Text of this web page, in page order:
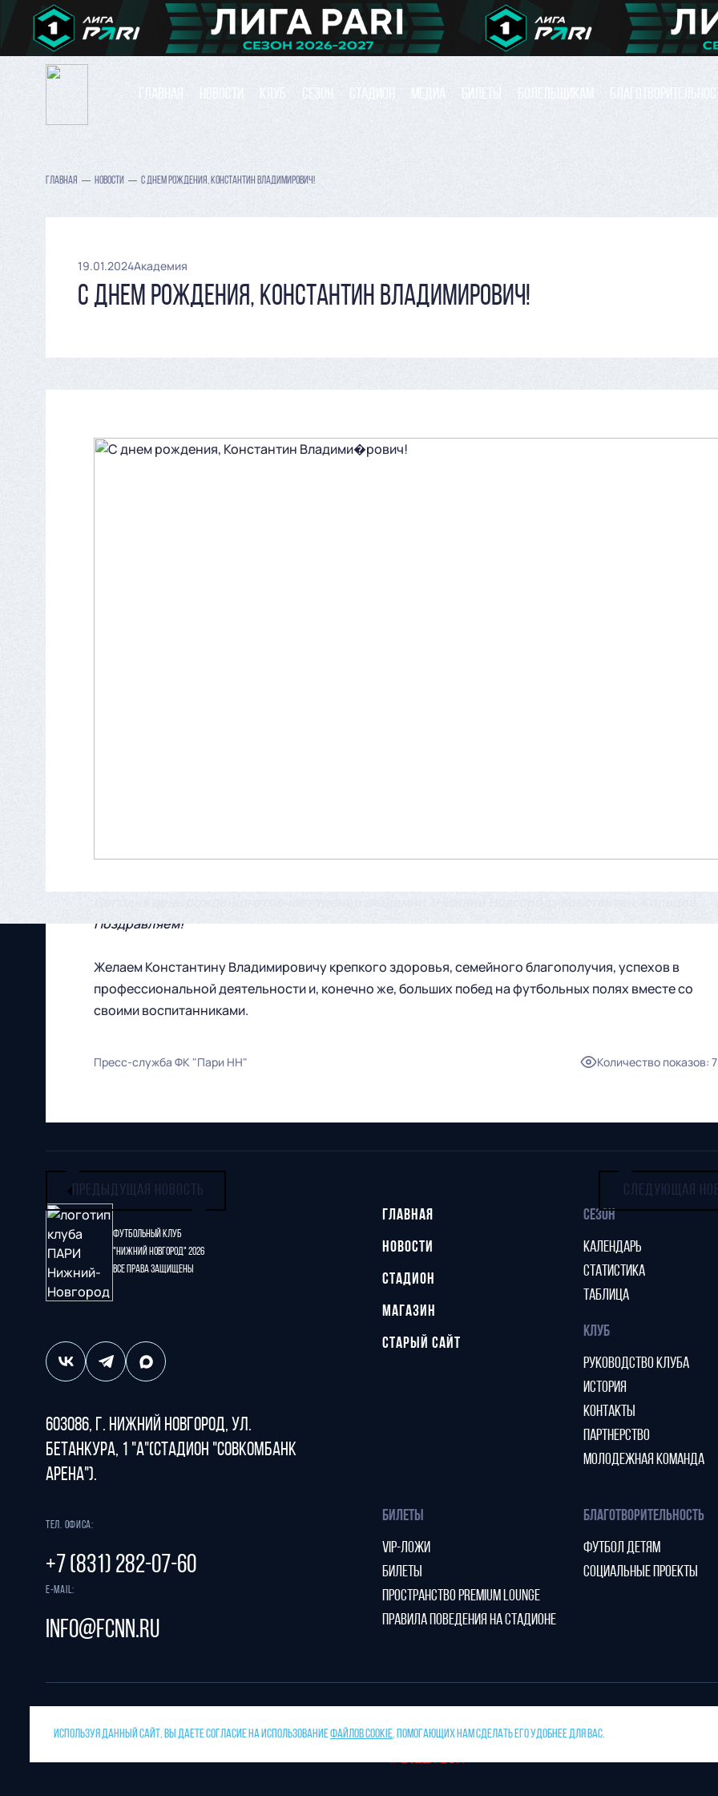
ГЛАВНАЯ НОВОСТИ КЛУБ СЕЗОН СТАДИОН МЕДИА БИЛЕТЫ БОЛЕЛЬЩИКАМ
ГЛАВНАЯ НОВОСТИ С ДНЕМ РОЖДЕНИЯ, КОНСТАНТИН ВЛАДИМИРОВИЧ!
19.01.2024Академия
С ДНЕМ РОЖДЕНИЯ, КОНСТАНТИН ВЛАДИМИРОВИЧ!
Поздравляем!
Желаем Константину Владимировичу крепкого здоровья, семейного благополучия, успехов в
профессиональной деятельности и, конечно же, больших побед на футбольных полях вместе со
своими воспитанниками.
Пресс-служба ФК "Пари НН" Количество показов:
ПРЕДЫДУЩАЯ НОВОСТЬ СЛЕДУЮЩАЯ
Футбольный клуб
"Нижний Новгород" 2026
Все права защищены
603086, г. Нижний Новгород, ул.
Бетанкура, 1 "А"(стадион "СОВКОМБАНК
АРЕНА").
Тел. офиса:
+7 (831) 282-07-60
E-mail:
info@fcnn.ru
ГЛАВНАЯ
НОВОСТИ
СТАДИОН
МАГАЗИН
СТАРЫЙ САЙТ
СЕЗОН
КАЛЕНДАРЬ
СТАТИСТИКА
ТАБЛИЦА
КЛУБ
РУКОВОДСТВО КЛУБА
ИСТОРИЯ
КОНТАКТЫ
ПАРТНЕРСТВО
МОЛОДЕЖНАЯ КОМАНДА
БИЛЕТЫ
VIP-ЛОЖИ
БИЛЕТЫ
ПРОСТРАНСТВО PREMIUM LOUNGE
ПРАВИЛА ПОВЕДЕНИЯ НА СТАДИОНЕ
БЛАГОТВОРИТЕЛЬНОСТЬ
ФУТБОЛ ДЕТЯМ
СОЦИАЛЬНЫЕ ПРОЕКТЫ
Защита от спама reCAPTCHA.
ИСПОЛЬЗУЯ ДАННЫЙ САЙТ, ВЫ ДАЕТЕ СОГЛАСИЕ НА ИСПОЛЬЗОВАНИЕФАЙЛОВ COOKIE, ПОМОГАЮЩИХ НАМ СДЕЛАТЬ ЕГО УДОБНЕЕ ДЛЯ ВАС.